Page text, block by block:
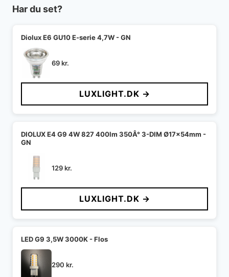
Har du set?
Diolux E6 GU10 E-serie 4,7W - GN
69kr.
LUXLIGHT.DK →
DIOLUX E4 G9 4W 827 400lm 350Â° 3-DIM Ø17x54mm -
GN
129kr.
LUXLIGHT.DK →
LED G9 3,5W 3000K - Flos
290 kr.